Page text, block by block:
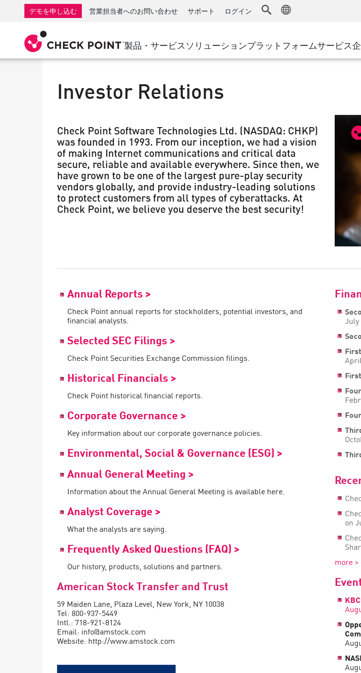
製品・サービス
SMB向けファイアウォール
産業用ファイアウォール
SD-WAN
リモート アクセスVPN
セキュリティ管理
セキュリティ管理アプライアンス
AIを活用したセキュリティ管理
SASE
プラ
ワークスペース
メール＆コラボレーション
モバイル
脅威インテリジェンス
Exposure Prioritization
AIセキュリティ
AI Agent Security
ソリューション
AI Network Firewall
AI Runtime Protection
ランサムウェア対策
コンプライアンス
IoTセキュリティソリューション
Secure Access Service Edge
脅威ハンティング
ゼロトラストと最小特権
地方
通信
小規
プラットフォームサービス
検出
応答
サービスとしてのマネージドファイアウォール
サポート・センター
ダイヤモンド サービス
Proサポート
デモを申し込む
営業担当者へのお問い合わせ サポート ログイン
Investor Relations
Check Point Software Technologies Ltd. (NASDAQ: CHKP)
was founded in 1993. From our inception, we had a vision
of making Internet communications and critical data
secure, reliable and available everywhere. Since then, we
have grown to be one of the largest pure-play security
vendors globally, and provide industry-leading solutions
to protect customers from all types of cyberattacks. At
Check Point, we believe you deserve the best security!
Annual Reports >
Check Point annual reports for stockholders, potential investors, and
financial analysts.
Selected SEC Filings >
Check Point Securities Exchange Commission filings.
Historical Financials >
Check Point historical financial reports.
Corporate Governance >
Key information about our corporate governance policies.
Environmental, Social & Governance (ESG) >
Annual General Meeting >
Information about the Annual General Meeting is available here.
Analyst Coverage >
What the analysts are saying.
Frequently Asked Questions (FAQ) >
Our history, products, solutions and partners.
American Stock Transfer and Trust
59 Maiden Lane, Plaza Level, New York, NY 10038
Tel: 800-937-5449
Intl.: 718-921-8124
Email: info@amstock.com
Website: http://www.amstock.com
July
on
more >